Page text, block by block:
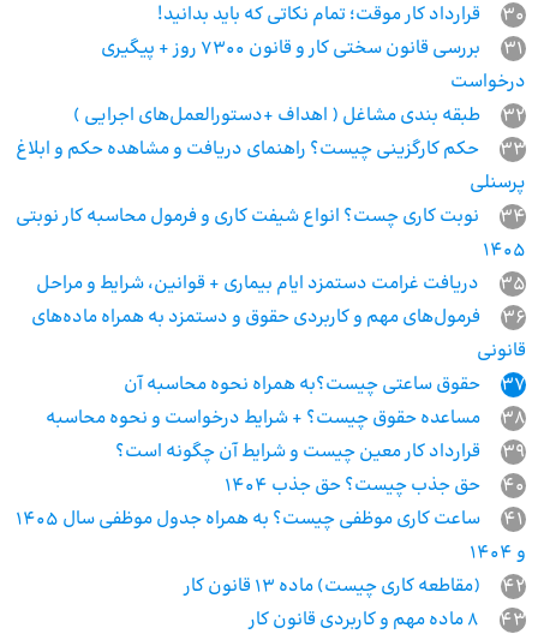
30
قرارداد کار موقت؛ تمام نکاتی که باید بدانید!
31
بررسی قانون سختی کار و قانون 7300 روز + پیگیری
درخواست
32
طبقه بندی مشاغل ( اهداف +دستورالعمل‌های اجرایی )
33
حکم کارگزینی چیست؟ راهنمای دریافت و مشاهده حکم و ابلاغ
پرسنلی
34
نوبت کاری چست؟ انواع شیفت کاری و فرمول محاسبه کار نوبتی
1405
35
دریافت غرامت دستمزد ایام بیماری + قوانین، شرایط و مراحل
36
فرمول‌های مهم و کاربردی حقوق و دستمزد به همراه ماده‌های
قانونی
37
حقوق ساعتی چیست؟به همراه نحوه محاسبه آن
38
مساعده حقوق چیست؟ + شرایط درخواست و نحوه محاسبه
39
قرارداد کار معین چیست و شرایط آن چگونه است؟
40
حق جذب چیست؟ حق جذب ۱۴۰۴
41
ساعت کاری موظفی چیست؟ به همراه جدول موظفی سال 1405
و 1404
42
(مقاطعه کاری چیست) ماده ۱۳ قانون کار
43